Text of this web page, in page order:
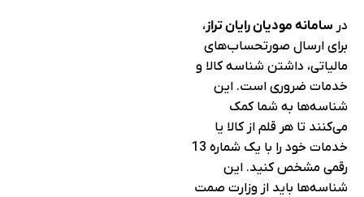
درسامانه مودیان رایان تراز ،
برای ارسال صورتحساب‌های
مالیاتی، داشتن شناسه کالا و
خدمات ضروری است. این
شناسه‌ها به شما کمک
می‌کنند تا هر قلم از کالا یا
خدمات خود را با یک شماره 13
رقمی مشخص کنید. این
شناسه‌ها باید از وزارت صمت